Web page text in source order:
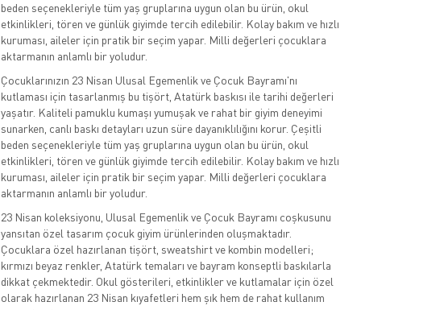
beden seçenekleriyle tüm yaş gruplarına uygun olan bu ürün, okul
etkinlikleri, tören ve günlük giyimde tercih edilebilir. Kolay bakım ve hızlı
kuruması, aileler için pratik bir seçim yapar. Milli değerleri çocuklara
aktarmanın anlamlı bir yoludur.
Çocuklarınızın 23 Nisan Ulusal Egemenlik ve Çocuk Bayramı'nı
kutlaması için tasarlanmış bu tişört, Atatürk baskısı ile tarihi değerleri
yaşatır. Kaliteli pamuklu kumaşı yumuşak ve rahat bir giyim deneyimi
sunarken, canlı baskı detayları uzun süre dayanıklılığını korur. Çeşitli
beden seçenekleriyle tüm yaş gruplarına uygun olan bu ürün, okul
etkinlikleri, tören ve günlük giyimde tercih edilebilir. Kolay bakım ve hızlı
kuruması, aileler için pratik bir seçim yapar. Milli değerleri çocuklara
aktarmanın anlamlı bir yoludur.
23 Nisan koleksiyonu, Ulusal Egemenlik ve Çocuk Bayramı coşkusunu
yansıtan özel tasarım çocuk giyim ürünlerinden oluşmaktadır.
Çocuklara özel hazırlanan tişört, sweatshirt ve kombin modelleri;
kırmızı beyaz renkler, Atatürk temaları ve bayram konseptli baskılarla
dikkat çekmektedir. Okul gösterileri, etkinlikler ve kutlamalar için özel
olarak hazırlanan 23 Nisan kıyafetleri hem şık hem de rahat kullanım